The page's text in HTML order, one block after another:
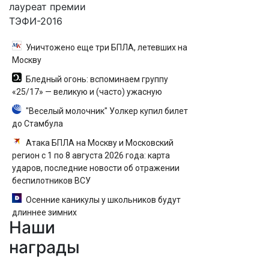
лауреат премии
ТЭФИ-2016
Уничтожено еще три БПЛА, летевших на
Москву
Бледный огонь: вспоминаем группу
«25/17» — великую и (часто) ужасную
"Веселый молочник" Уолкер купил билет
до Стамбула
Атака БПЛА на Москву и Московский
регион с 1 по 8 августа 2026 года: карта
ударов, последние новости об отражении
беспилотников ВСУ
Осенние каникулы у школьников будут
длиннее зимних
Наши
награды